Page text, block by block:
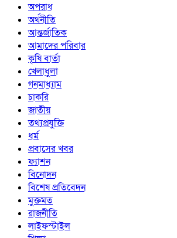
অপরাধ
অর্থনীতি
আন্তর্জাতিক
আমাদের পরিবার
কৃষি বার্তা
খেলাধুলা
গনমাধ্যাম
চাকরি
জাতীয়
তথ্যপ্রযুক্তি
ধর্ম
প্রবাসের খবর
ফ্যাশন
বিনোদন
বিশেষ প্রতিবেদন
মুক্তমত
রাজনীতি
লাইফস্টাইল